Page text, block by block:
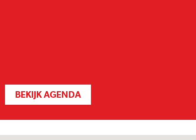
BEKIJK AGENDA